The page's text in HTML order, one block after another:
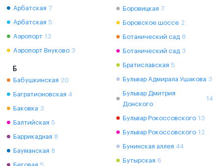
Арбатская 7
Арбатская 5
Аэропорт 13
Аэропорт Внуково 3
Б
Бабушкинская 20
Багратионовская 4
Баковка 3
Балтийская 5
Баррикадная 8
Бауманская 8
Беговая 5
Боровицкая 7
Боровское шоссе 2
Ботанический сад 8
Ботанический сад 3
Братиславская 5
Бульвар Адмирала Ушакова 3
Бульвар Дмитрия
Донского
14
Бульвар Рокоссовского 13
Бульвар Рокоссовского 12
Бунинская аллея 44
Бутырская 6